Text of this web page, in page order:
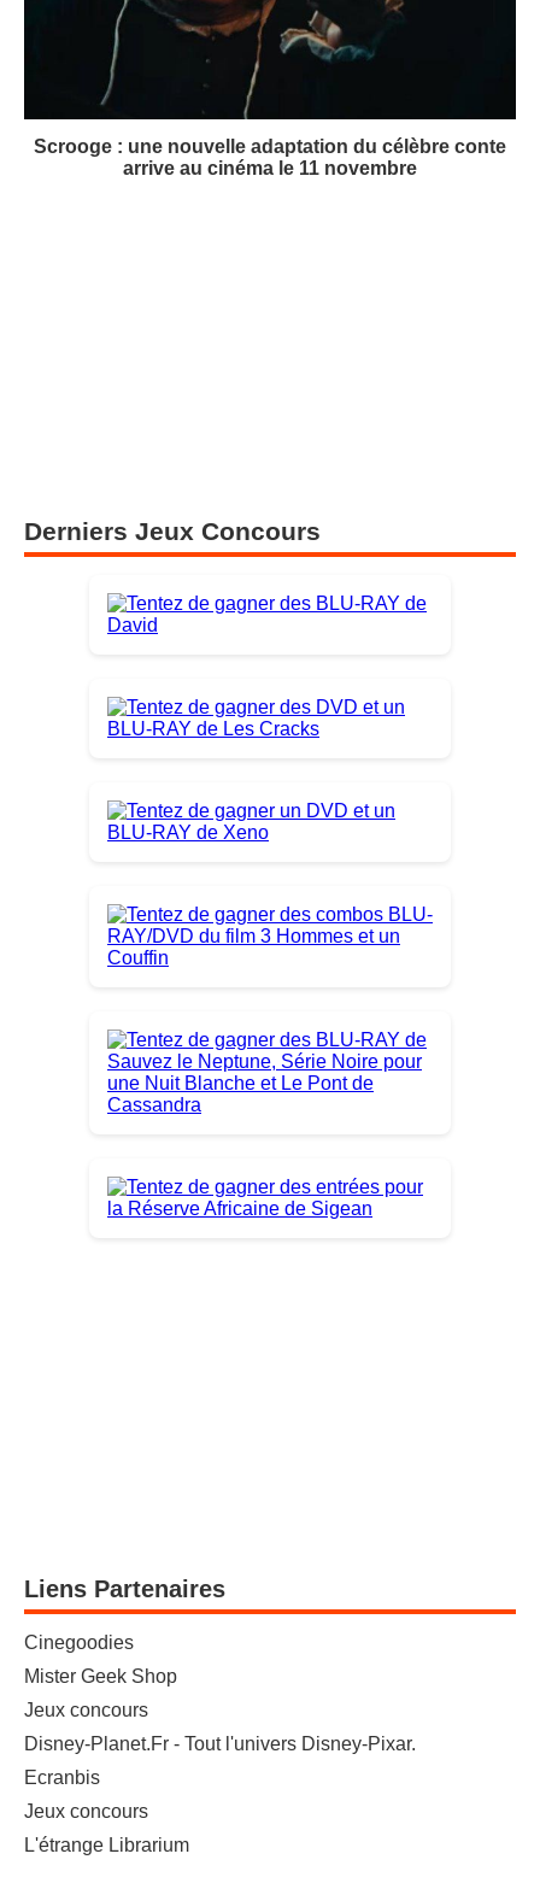
Scrooge : une nouvelle adaptation du célèbre conte
arrive au cinéma le 11 novembre
Derniers Jeux Concours
Liens Partenaires
Cinegoodies
Mister Geek Shop
Jeux concours
Disney-Planet.Fr - Tout l'univers Disney-Pixar.
Ecranbis
Jeux concours
L'étrange Librarium